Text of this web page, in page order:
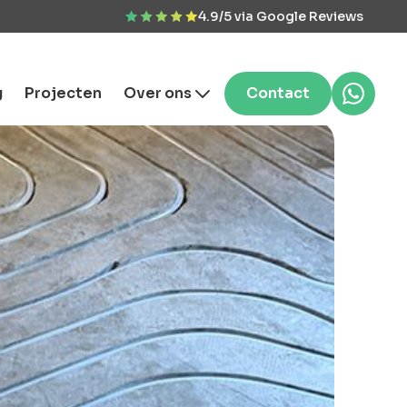
4.9/5 via Google Reviews
Projecten Over ons Contact
aanvragen
& vrijblijvend. Binnen
reactie
probleem! Neem
met ons op